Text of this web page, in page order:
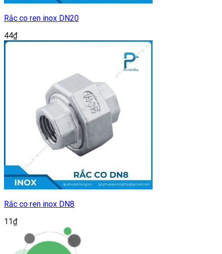
Rắc co ren inox DN20
44₫
Rắc co ren inox DN8
11₫